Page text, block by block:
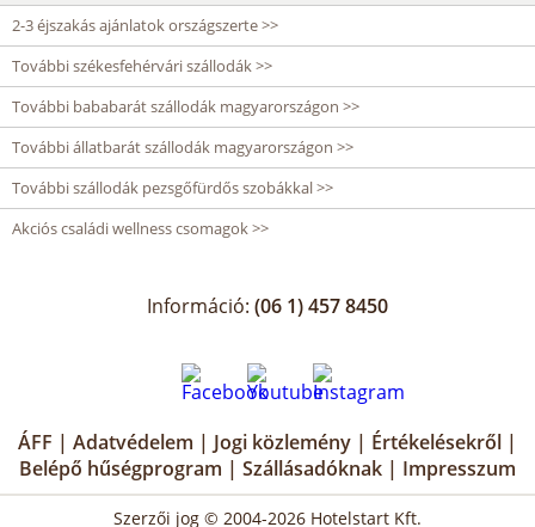
2-3 éjszakás ajánlatok országszerte >>
További székesfehérvári szállodák >>
További bababarát szállodák magyarországon >>
További állatbarát szállodák magyarországon >>
További szállodák pezsgőfürdős szobákkal >>
Akciós családi wellness csomagok >>
Információ: (06 1) 457 8450
ÁFF | Adatvédelem | Jogi közlemény | Értékelésekről |
Belépő hűségprogram | Szállásadóknak | Impresszum
Szerzői jog © 2004-2026 Hotelstart Kft.